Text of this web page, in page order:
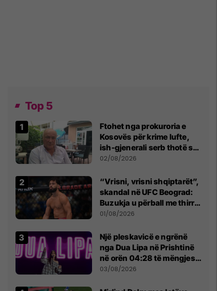
Top 5
Ftohet nga prokuroria e
Kosovës për krime lufte,
ish-gjenerali serb thotë se
dikush e tradhtoi në
02/08/2026
“Vrisni, vrisni shqiptarët”,
skandal në UFC Beograd:
Buzukja u përball me thirrje
anti-shqiptare nga
01/08/2026
Një pleskavicë e ngrënë
nga Dua Lipa në Prishtinë
në orën 04:28 të mëngjesit
- dhe bota digjitale serbe
03/08/2026